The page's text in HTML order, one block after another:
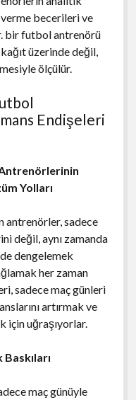
becerileri ve
bir futbol antrenörü
kağıt üzerinde değil,
ölçülür.
Endişeleri
Antrenörlerinin
Yolları
antrenörler, sadece
değil, aynı zamanda
dengelemek
her zaman
sadece maç günleri
artırmak ve
için uğraşıyorlar.
maç günüyle